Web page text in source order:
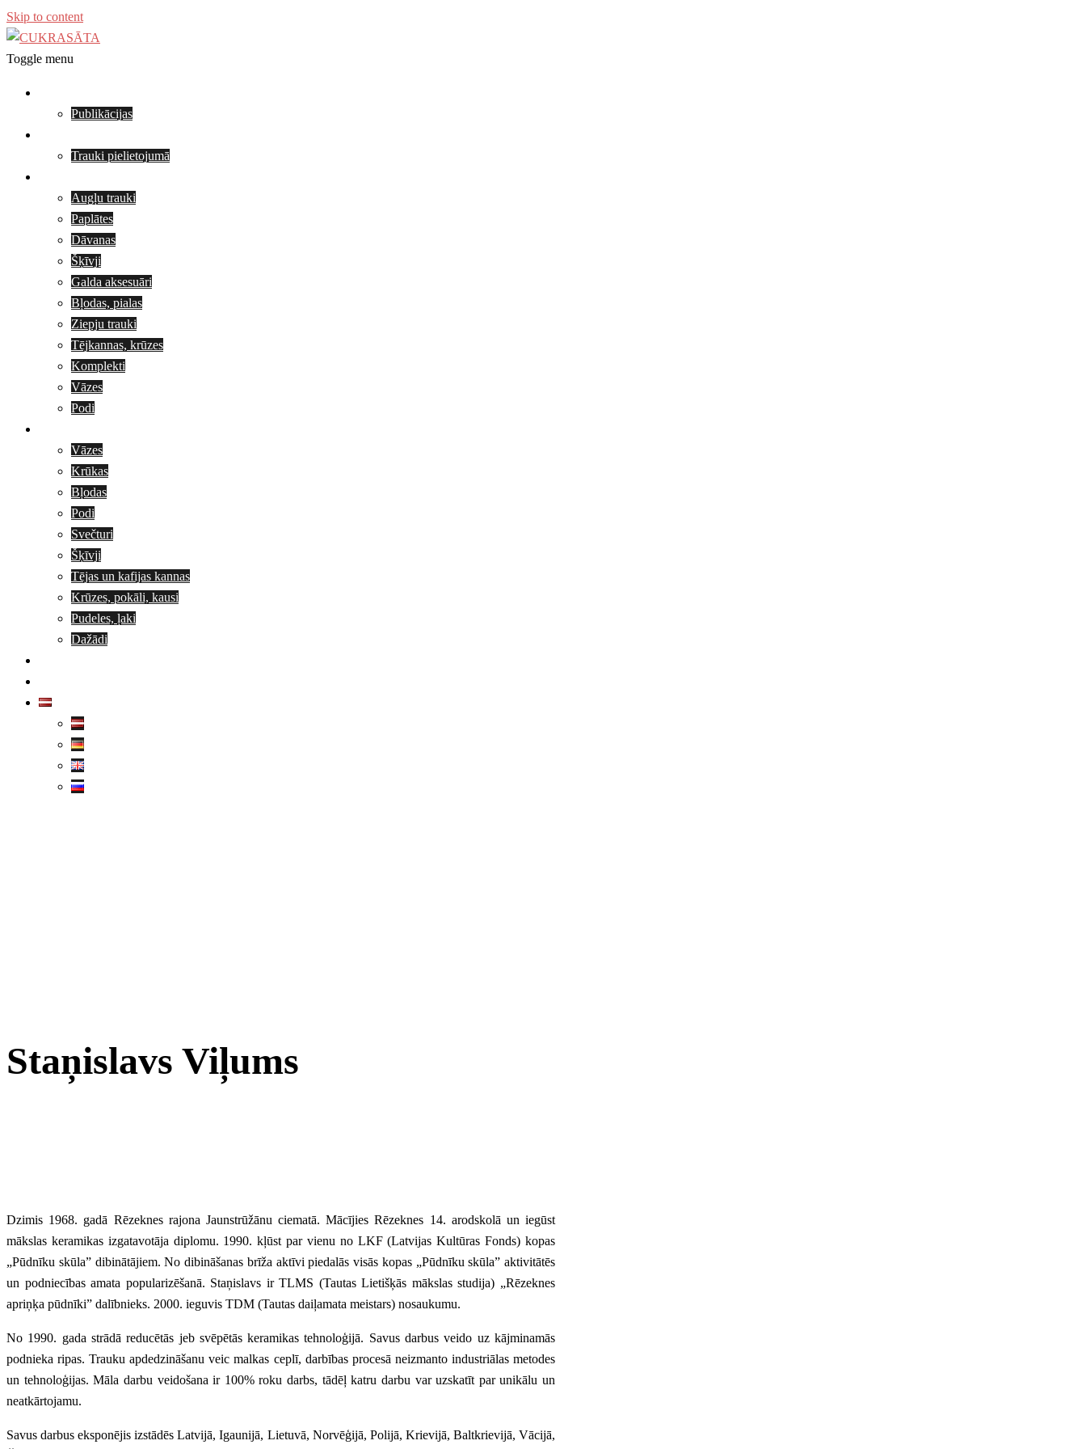
Skip to content
Toggle menu
Publikācijas
Trauki pielietojumā
Augļu trauki
Paplātes
Dāvanas
Šķīvji
Galda aksesuāri
Bļodas, pialas
Ziepju trauki
Tējkannas, krūzes
Komplekti
Vāzes
Podi
Vāzes
Krūkas
Bļodas
Podi
Svečturi
Šķīvji
Tējas un kafijas kannas
Krūzes, pokāli, kausi
Pudeles, ļaki
Dažādi
Staņislavs Viļums
Dzimis 1968. gadā Rēzeknes rajona Jaunstrūžānu ciematā. Mācījies Rēzeknes 14. arodskolā un iegūst
mākslas keramikas izgatavotāja diplomu. 1990. kļūst par vienu no LKF (Latvijas Kultūras Fonds) kopas
„Pūdnīku skūla” dibinātājiem. No dibināšanas brīža aktīvi piedalās visās kopas „Pūdnīku skūla” aktivitātēs
un podniecības amata popularizēšanā. Staņislavs ir TLMS (Tautas Lietišķās mākslas studija) „Rēzeknes
apriņķa pūdnīki” dalībnieks. 2000. ieguvis TDM (Tautas daiļamata meistars) nosaukumu.
No 1990. gada strādā reducētās jeb svēpētās keramikas tehnoloģijā. Savus darbus veido uz kājminamās
podnieka ripas. Trauku apdedzināšanu veic malkas ceplī, darbības procesā neizmanto industriālas metodes
un tehnoloģijas. Māla darbu veidošana ir 100% roku darbs, tādēļ katru darbu var uzskatīt par unikālu un
neatkārtojamu.
Savus darbus eksponējis izstādēs Latvijā, Igaunijā, Lietuvā, Norvēģijā, Polijā, Krievijā, Baltkrievijā, Vācijā,